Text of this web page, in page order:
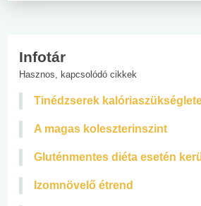
Infotár
Hasznos, kapcsolódó cikkek
Tinédzserek
A magas koleszterinszint
Gluténmentes diéta esetén
Izomnövelő étrend